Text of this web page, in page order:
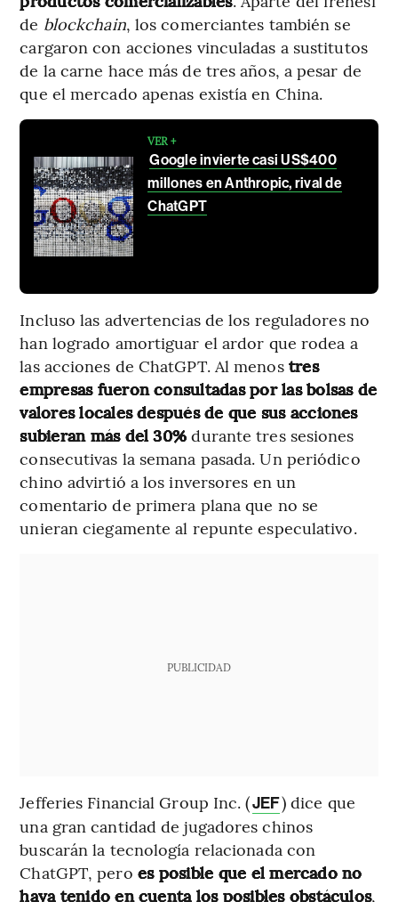
de blockchain, los comerciantes también se
cargaron con acciones vinculadas a sustitutos
de la carne hace más de tres años, a pesar de
que el mercado apenas existía en China.
VER +
Google invierte casi US$400
millones en Anthropic, rival de
ChatGPT
Incluso las advertencias de los reguladores no
han logrado amortiguar el ardor que rodea a
las acciones de ChatGPT. Al menos tres
empresas fueron consultadas por las bolsas de
valores locales después de que sus acciones
subieran más del 30%durante tres sesiones
consecutivas la semana pasada. Un periódico
chino advirtió a los inversores en un
comentario de primera plana que no se
unieran ciegamente al repunte especulativo.
PUBLICIDAD
Jefferies Financial Group Inc. (JEF) dice que
una gran cantidad de jugadores chinos
buscarán la tecnología relacionada con
ChatGPT, pero es posible que el mercado no
haya tenido en cuenta los posibles obstáculos,